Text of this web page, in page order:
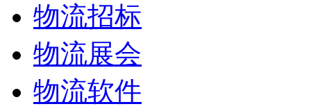
物流招标
物流展会
物流软件